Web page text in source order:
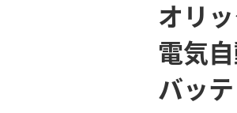
オリ
電気
バッ